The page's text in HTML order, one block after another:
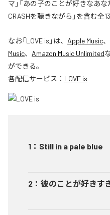
マ」「あの子のことが好きなあな
CRASHを聴きながら」を含む全
なお「LOVE is 」は、 Apple Music、
Music、 Amazon Music Unlimited
ができる。
各配信サービス： LOVE is
1 ： Still in a pale blue
2 ： 彼のことが好きす